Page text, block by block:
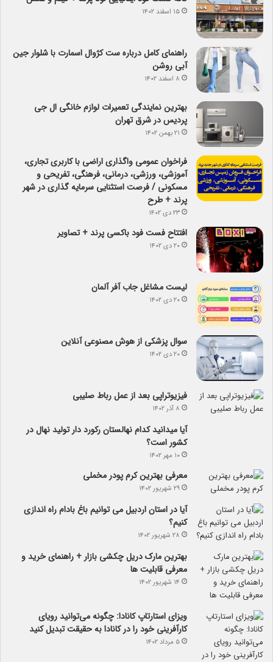
۱۵ اسفند ۱۴۰۲
راهنمای کامل درباره ست کژوال اسمارت با شلوار جین
آبی روشن
۸ اسفند ۱۴۰۲
بهترین نمایندگی تعمیرات لوازم خانگی ال جی
پردیس در شرق تهران
۲۱ بهمن ۱۴۰۲
فراخوان عمومی واگذاری اراضی با کاربری تجاری،
آموزشی، ورزشی، درمانی، فرهنگی، تفریحی و
مسکونی / فرصت استثنایی سرمایه گذاری در شهر
پرند + طرح
۲۳ دی ۱۴۰۲
افتتاح فست فود باکسی پرند + تصاویر
۲۰ دی ۱۴۰۲
لیست مشاغل جاب آفر آلمان
۲۰ دی ۱۴۰۲
سوال پزشکی از هوش مصنوعی آنلاین
۲۰ دی ۱۴۰۲
فیزیوتراپی بعد از عمل رباط صلیبی
۸ آذر ۱۴۰۲
آیا می­دانید کدام نهالستان رکورد دار تولید نهال­ در
کشور است؟
۱۰ مهر ۱۴۰۲
معرفی بهترین کرم پودر مخملی
۲۹ شهریور ۱۴۰۲
آیا در استان اردبیل می توانیم باغ بادام راه اندازی
کنیم؟
۲۸ شهریور ۱۴۰۲
بهترین مارک دریل چکشی بازار + راهنمای خرید و
معرفی قابلیت ها
۱۴ شهریور ۱۴۰۲
ویزای استارتاپ کانادا: چگونه می‌توانید رویای
کارآفرینی خود را در کانادا به حقیقت تبدیل کنید
۵ مرداد ۱۴۰۲